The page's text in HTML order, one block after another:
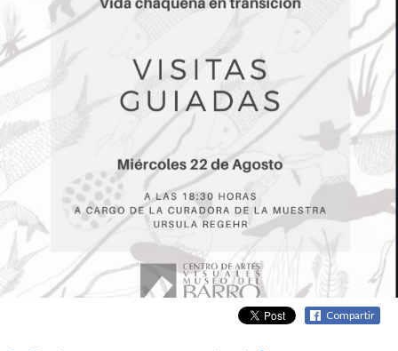
Compartir